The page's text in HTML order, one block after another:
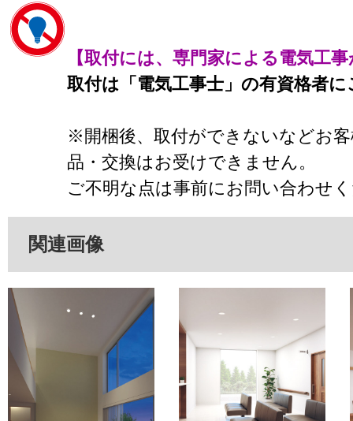
【取付には、専門家による電気工
取付は「電気工事士」の有資格者
※開梱後、取付ができないなどお
品・交換はお受けできません。
ご不明な点は事前にお問い合わせ
関連画像